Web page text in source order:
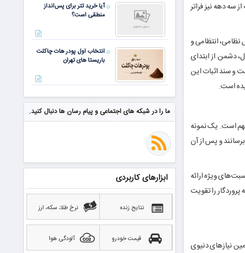
فرزانه از سه دهه نیز فراتر
نظامی، انتظامی و
دشمن از ابتدای
و سند اثبات این
مهم است. یک نمونه
و پس از آن
ویژه ارائه
را تقویت
نیازهای دنیوی
آیا خرید تتر برای پس‌انداز
منطقی است؟
انتخاب اول پودر هات چاکلت
باریستا های تهران
مهم‌ترین مهارت برای موفقیت از
نگاه وارن بافت و جف بزوس
منتظر سقوط قی
بهترین صرافی ارز دیجیتال
خارجی بدون تحریم را بشناسید؛
آپدیت ۲۰۲۶
ما را در شبکه های اجتماعی و پیام رسان ها دنبال کنید.
ابزارهای کاربردی
نتایج زنده نرخ طلا، سکه، ارز
قیمت خودرو آلودگی هوا